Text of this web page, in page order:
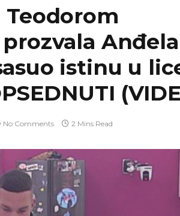
Teodorom
istinu u
No Comments 2 Mins Read